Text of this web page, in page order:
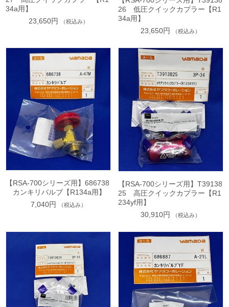
34a用】
23,650円
（税込み）
26 低圧クイックカプラー【R1
34a用】
23,650円
（税込み）
【RSA-700シリーズ用】686738
カンキリバルブ【R134a用】
7,040円
（税込み）
【RSA-700シリーズ用】T39138
25 高圧クイックカプラー【R1
234yf用】
30,910円
（税込み）